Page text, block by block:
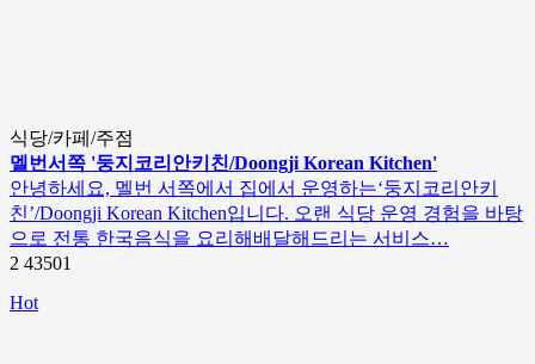
식당/카페/주점
멜번서쪽 '둥지코리안키친/Doongji Korean Kitchen'
안녕하세요, 멜번 서쪽에서 집에서 운영하는‘둥지코리안키
친’/Doongji Korean Kitchen입니다. 오랜 식당 운영 경험을 바탕
으로 전통 한국음식을 요리해배달해드리는 서비스…
2 43501
Hot